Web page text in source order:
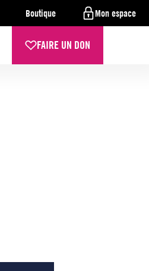
Boutique Mon espace
FAIRE UN DON